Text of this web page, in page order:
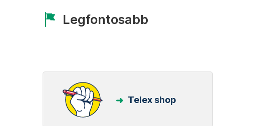
Legfontosabb
Telex shop